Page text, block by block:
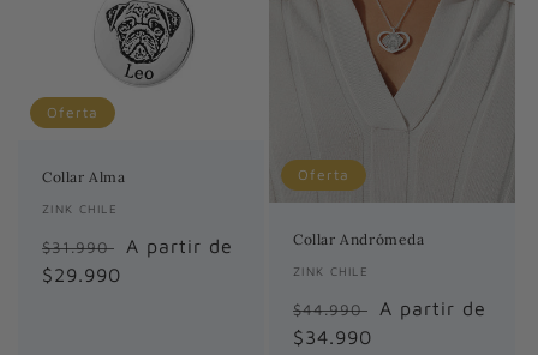
Oferta
Collar Alma
Proveedor:
ZINK CHILE
Precio
habitual
$31.990
Precio
A partir de
$29.990
Oferta
Collar Andrómeda
Proveedor:
ZINK CHILE
Precio
habitual
$44.990
Precio
A partir de
$34.990